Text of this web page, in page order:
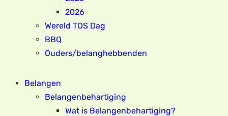
2026
Wereld TOS Dag
BBQ
Ouders/belanghebbenden
Belangen
Belangenbehartiging
Wat is Belangenbehartiging?